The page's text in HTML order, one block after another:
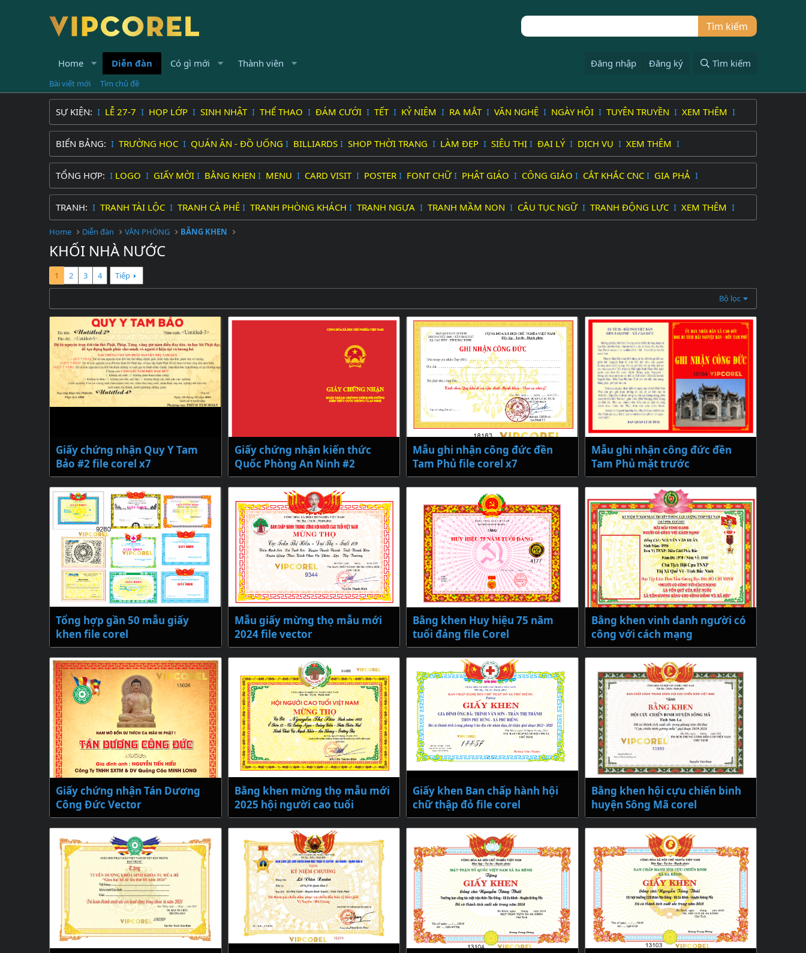
Home Diễn đàn Có gì mới Thành viên Đăng nhập Đăng ký Tìm kiếm
Bài viết mới Tìm chủ đề
SỰ KIỆN: I LỄ 27-7 I HỌP LỚP I SINH NHẬT I THỂ THAO I ĐÁM CƯỚI I TẾT I KỶ NIỆM I RA MẮT I VĂN NGHỆ I NGÀY HỘI I TUYÊN TRUYỀN I XEM THÊM I
BIỂN BẢNG: I TRƯỜNG HỌC I QUÁN ĂN - ĐỒ UỐNG I BILLIARDS I SHOP THỜI TRANG I LÀM ĐẸP I SIÊU THỊ I ĐẠI LÝ I DỊCH VỤ I XEM THÊM I
TỔNG HỢP: I LOGO I GIẤY MỜI I BẰNG KHEN I MENU I CARD VISIT I POSTER I FONT CHỮI PHẬT GIÁO I CÔNG GIÁO I CẮT KHẮC CNC I GIA PHẢ I
TRANH: I TRANH TÀI LỘC I TRANH CÀ PHÊ I TRANH PHÒNG KHÁCH I TRANH NGỰA I TRANH MẦM NON I CÂU TỤC NGỮ I TRANH ĐỘNG LỰC I XEM THÊM I
Home Diễn đàn VĂN PHÒNG BẰNG KHEN
KHỐI NHÀ NƯỚC
1 2 3 4 Tiếp
Bộ lọc
Giấy chứng nhận Quy Y Tam
Bảo #2 file corel x7
Giấy chứng nhận kiến thức
Quốc Phòng An Ninh #2
Mẫu ghi nhận công đức đền
Tam Phủ file corel x7
Mẫu ghi nhận công đức đền
Tam Phủ mặt trước
Tổng hợp gần 50 mẫu giấy
khen file corel
Mẫu giấy mừng thọ mẫu mới
2024 file vector
Bằng khen Huy hiệu 75 năm
tuổi đảng file Corel
Bằng khen vinh danh người có
công với cách mạng
Giấy chứng nhận Tán Dương
Công Đức Vector
Bằng khen mừng thọ mẫu mới
2025 hội người cao tuổi
Giấy khen Ban chấp hành hội
chữ thập đỏ file corel
Bằng khen hội cựu chiến binh
huyện Sông Mã corel